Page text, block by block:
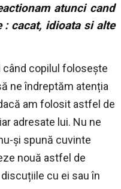
atunci cand
cacat, idioata si alte
copilul folosește
ne îndreptăm atenția
am folosit astfel de
adresate lui. Nu ne
și spună cuvinte
nouă astfel de
cu ei sau în